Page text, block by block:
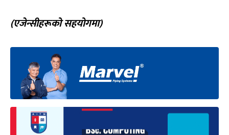
(एजेन्सीहरूको सहयोगमा)